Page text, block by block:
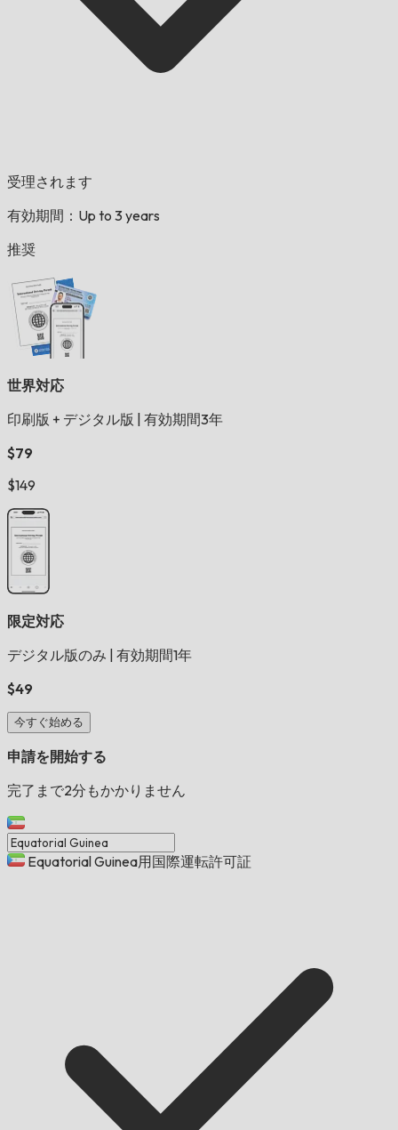
受理されます
有効期間：Up to 3 years
推奨
世界対応
印刷版 + デジタル版
有効期間3年
$79
$149
限定対応
デジタル版のみ 有効期間1年
$49
今すぐ始める
申請を開始する
完了まで2分もかかりません
Equatorial Guinea用国際運転許可証